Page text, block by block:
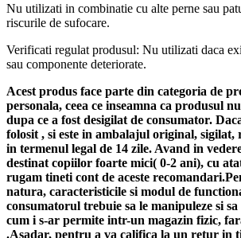
Nu utilizati in combinatie cu alte perne sau
riscurile de sufocare.
Verificati regulat produsul: Nu utilizati daca
sau componente deteriorate.
Acest produs face parte din categoria de
personala, ceea ce inseamna ca produsul
dupa ce a fost desigilat de consumator.
folosit , si este in ambalajul original, sigilat,
in termenul legal de 14 zile. Avand in
destinat copiilor foarte mici( 0-2 ani), cu
rugam tineti cont de aceste
natura, caracteristicile si modul de
consumatorul trebuie sa le manipuleze si sa
cum i s-ar permite intr-un magazin fizic,
.Asadar, pentru a va califica la un retur in